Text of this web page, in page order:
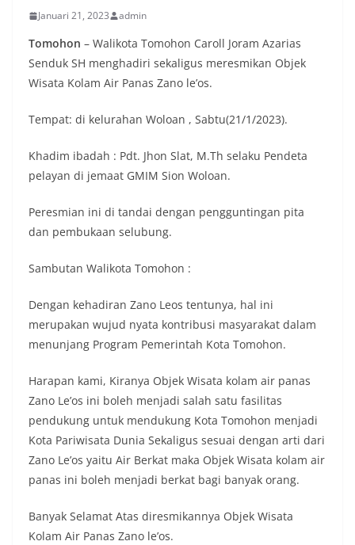
Januari 21, 2023 admin
Tomohon – Walikota Tomohon Caroll Joram Azarias
Senduk SH menghadiri sekaligus meresmikan Objek
Wisata Kolam Air Panas Zano le’os.
Tempat: di kelurahan Woloan , Sabtu(21/1/2023).
Khadim ibadah : Pdt. Jhon Slat, M.Th selaku Pendeta
pelayan di jemaat GMIM Sion Woloan.
Peresmian ini di tandai dengan pengguntingan pita
dan pembukaan selubung.
Sambutan Walikota Tomohon :
Dengan kehadiran Zano Leos tentunya, hal ini
merupakan wujud nyata kontribusi masyarakat dalam
menunjang Program Pemerintah Kota Tomohon.
Harapan kami, Kiranya Objek Wisata kolam air panas
Zano Le’os ini boleh menjadi salah satu fasilitas
pendukung untuk mendukung Kota Tomohon menjadi
Kota Pariwisata Dunia Sekaligus sesuai dengan arti dari
Zano Le’os yaitu Air Berkat maka Objek Wisata kolam air
panas ini boleh menjadi berkat bagi banyak orang.
Banyak Selamat Atas diresmikannya Objek Wisata
Kolam Air Panas Zano le’os.